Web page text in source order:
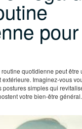
pour
quotidienne peut être
Imaginez-vous
simples qui
votre bien-être